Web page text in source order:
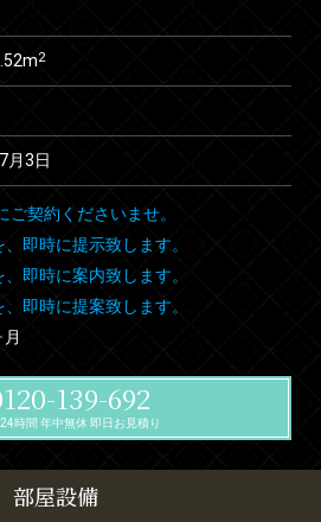
2
月3日
ご契約くださいませ。
即時に提示致します。
即時に案内致します。
即時に提案致します。
139-692
時間 年中無休 即日お見積り
部屋設備